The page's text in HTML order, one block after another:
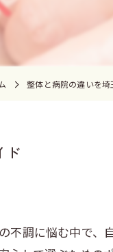
整体と病院の違いを
ド
調に悩む中で、